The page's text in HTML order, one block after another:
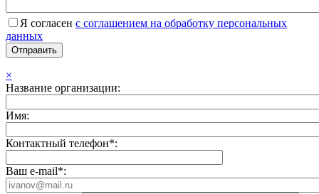
Я согласен с соглашением на обработку персональных
данных
×
Название организации:
Имя:
Контактный телефон*:
Ваш e-mail*: